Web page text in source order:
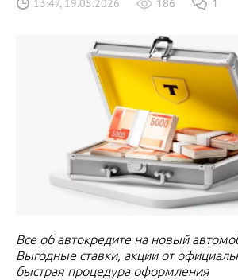
13:47, 19.05.2026 186 1
Все об автокредите на новый
Выгодные ставки, акции от
быстрая процедура оформления